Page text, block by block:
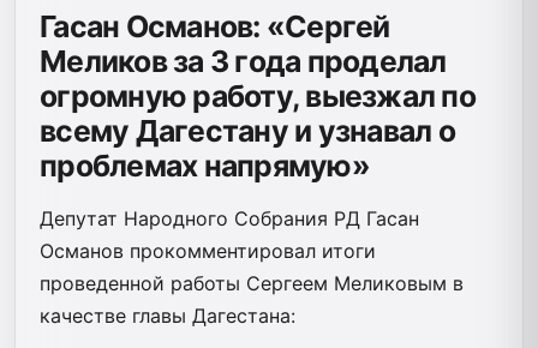
Гасан Османов: «Сергей
Меликов за 3 года проделал
огромную работу, выезжал по
всему Дагестану и узнавал о
проблемах напрямую»
Депутат Народного Собрания РД Гасан
Османов прокомментировал итоги
проведенной работы Сергеем Меликовым в
качестве главы Дагестана: